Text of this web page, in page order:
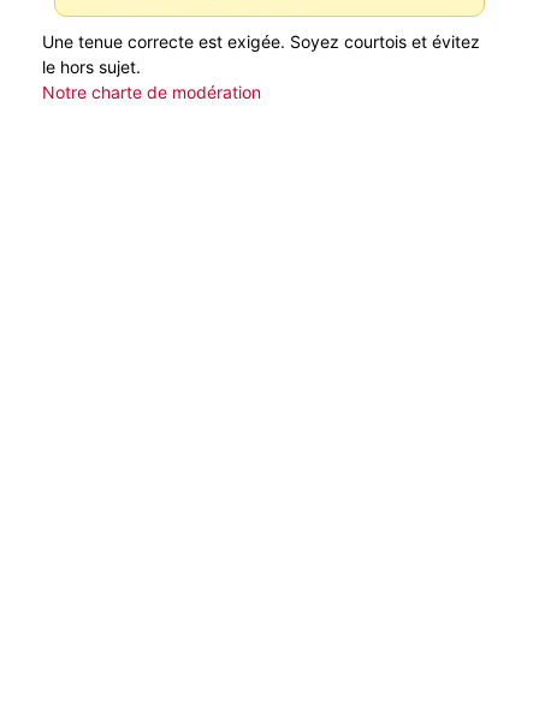
Une tenue correcte est exigée. Soyez courtois et évitez
le hors sujet.
Notre charte de modération